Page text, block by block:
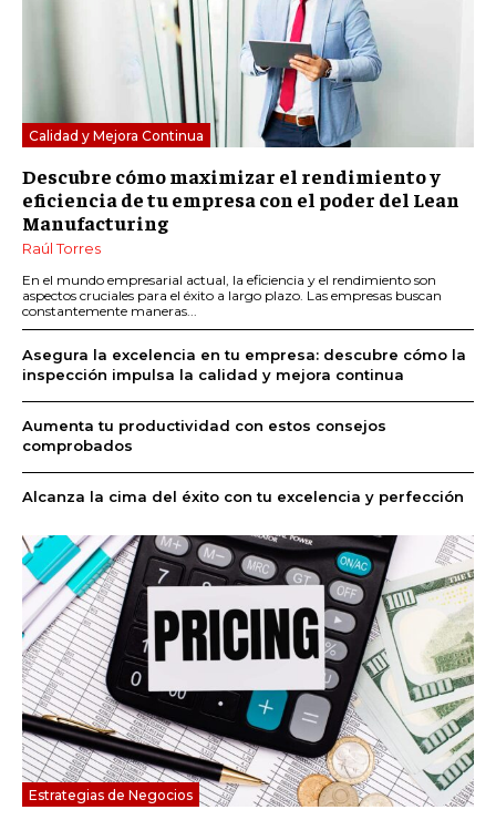
Calidad y Mejora Continua
Descubre cómo maximizar el rendimiento y
eficiencia de tu empresa con el poder del Lean
Manufacturing
Raúl Torres
En el mundo empresarial actual, la eficiencia y el rendimiento son
aspectos cruciales para el éxito a largo plazo. Las empresas buscan
constantemente maneras...
Asegura la excelencia en tu empresa: descubre cómo la
inspección impulsa la calidad y mejora continua
Aumenta tu productividad con estos consejos
comprobados
Alcanza la cima del éxito con tu excelencia y perfección
Estrategias de Negocios